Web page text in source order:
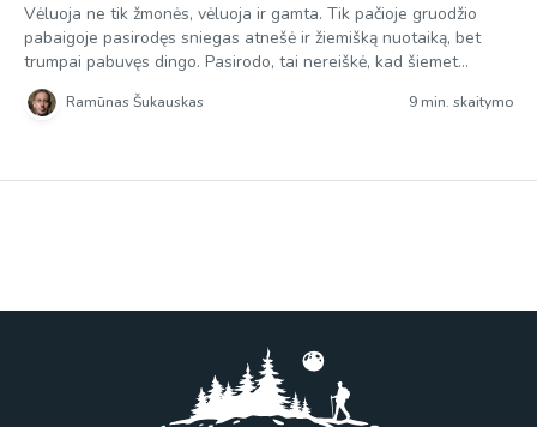
Vėluoja ne tik žmonės, vėluoja ir gamta. Tik pačioje gruodžio
pabaigoje pasirodęs sniegas atnešė ir žiemišką nuotaiką, bet
trumpai pabuvęs dingo. Pasirodo, tai nereiškė, kad šiemet
žiemos nebus, ji tiesiog vėlavo. Ir visas jos smagumas pasirodė
vasario mėnesį, kai jau atrodo tuoj tuoj saulė ims šildyti,
Ramūnas Šukauskas 9 min. skaitymo